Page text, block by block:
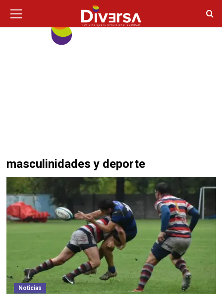
contenido
principal
masculinidades y deporte
Noticias